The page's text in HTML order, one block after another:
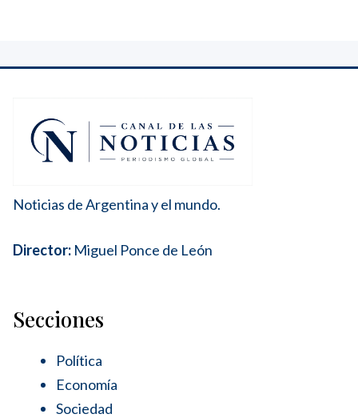
Noticias de Argentina y el mundo.
Director: Miguel Ponce de León
Secciones
Política
Economía
Sociedad